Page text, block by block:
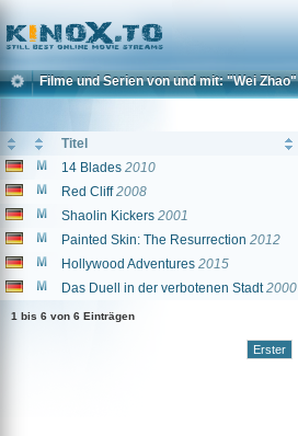
Home
Filme und Serien von und mit: "Wei Zhao"
Titel
14 Blades 2010
Red Cliff 2008
Shaolin Kickers 2001
Painted Skin: The Resurrection 2012
Hollywood Adventures 2015
Das Duell in der verbotenen Stadt 2000
1 bis 6 von 6 Einträgen
Erster